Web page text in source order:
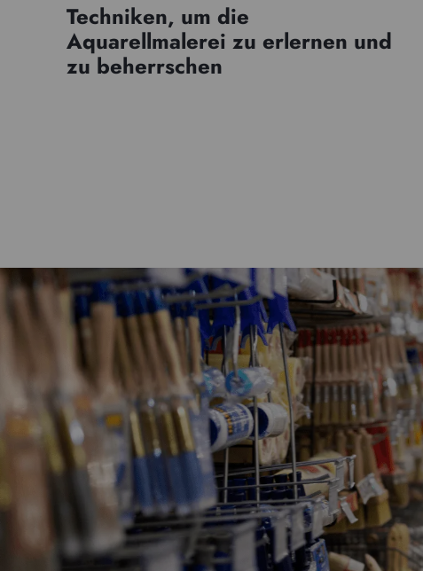
Techniken, um die
Aquarellmalerei zu erlernen und
zu beherrschen